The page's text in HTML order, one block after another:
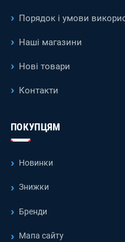
Порядок і умови
Наші магазини
Нові товари
Контакти
ПОКУПЦЯМ
Новинки
Знижки
Бренди
Мапа сайту